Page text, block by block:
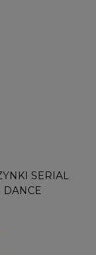
SERIAL
DANCE